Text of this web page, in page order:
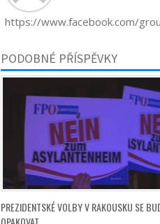
https://www.facebook.com/
PODOBNÉ PŘÍSPĚVKY
PREZIDENTSKÉ VOLBY V RAKOUSKU SE